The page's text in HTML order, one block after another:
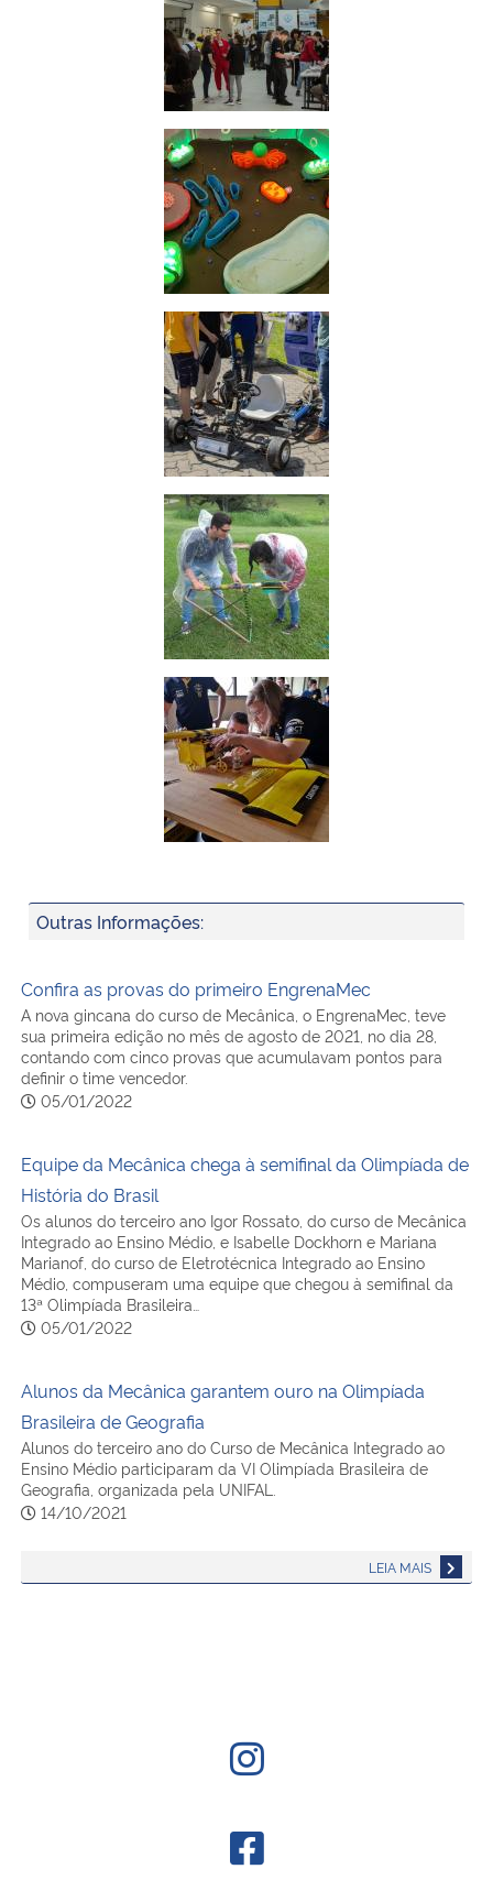
Outras Informações:
Confira as provas do primeiro EngrenaMec
A nova gincana do curso de Mecânica, o EngrenaMec, teve
sua primeira edição no mês de agosto de 2021, no dia 28,
contando com cinco provas que acumulavam pontos para
definir o time vencedor.
05/01/2022
Equipe da Mecânica chega à semifinal da Olimpíada de
História do Brasil
Os alunos do terceiro ano Igor Rossato, do curso de Mecânica
Integrado ao Ensino Médio, e Isabelle Dockhorn e Mariana
Marianof, do curso de Eletrotécnica Integrado ao Ensino
Médio, compuseram uma equipe que chegou à semifinal da
13ª Olimpíada Brasileira…
05/01/2022
Alunos da Mecânica garantem ouro na Olimpíada
Brasileira de Geografia
Alunos do terceiro ano do Curso de Mecânica Integrado ao
Ensino Médio participaram da VI Olimpíada Brasileira de
Geografia, organizada pela UNIFAL.
14/10/2021
LEIA MAIS